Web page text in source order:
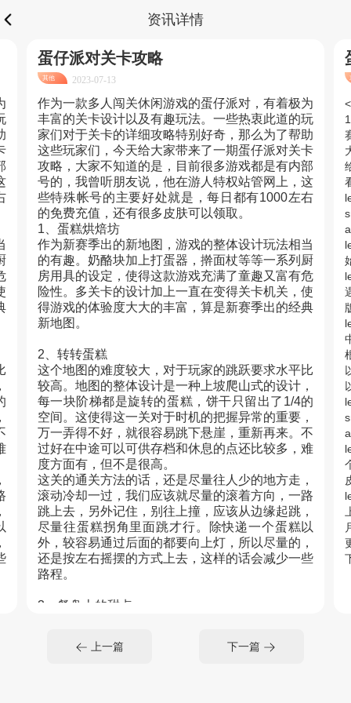
资讯详情
蛋仔派对关卡攻略
其他 2023-07-13
作为一款多人闯关休闲游戏的蛋仔派对，有着极为
丰富的关卡设计以及有趣玩法。一些热衷此道的玩
家们对于关卡的详细攻略特别好奇，那么为了帮助
这些玩家们，今天给大家带来了一期蛋仔派对关卡
攻略，大家不知道的是，目前很多游戏都是有内部
号的，我曾听朋友说，他在游人特权站管网上，这
些特殊帐号的主要好处就是，每日都有1000左右
的免费充值，还有很多皮肤可以领取。
1、蛋糕烘焙坊
作为新赛季出的新地图，游戏的整体设计玩法相当
的有趣。奶酪块加上打蛋器，擀面杖等等一系列厨
房用具的设定，使得这款游戏充满了童趣又富有危
险性。多关卡的设计加上一直在变得关卡机关，使
得游戏的体验度大大的丰富，算是新赛季出的经典
新地图。
2、转转蛋糕
这个地图的难度较大，对于玩家的跳跃要求水平比
较高。地图的整体设计是一种上坡爬山式的设计，
每一块阶梯都是旋转的蛋糕，饼干只留出了1/4的
空间。这使得这一关对于时机的把握异常的重要，
万一弄得不好，就很容易跳下悬崖，重新再来。不
过好在中途可以可供存档和休息的点还比较多，难
度方面有，但不是很高。
这关的通关方法的话，还是尽量往人少的地方走，
滚动冷却一过，我们应该就尽量的滚着方向，一路
跳上去，另外记住，别往上撞，应该从边缘起跳，
尽量往蛋糕拐角里面跳才行。除快递一个蛋糕以
外，较容易通过后面的都要向上灯，所以尽量的，
还是按左右摇摆的方式上去，这样的话会减少一些
路程。
3、餐盘上的甜点
关。整体的设计有蛋糕，糖果等，沿着一条直线铺
上一篇 下一篇